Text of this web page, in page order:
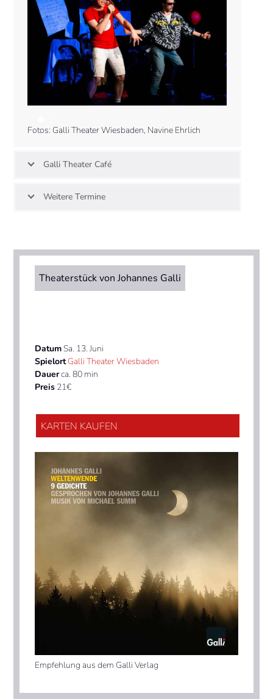
Fotos: Galli Theater Wiesbaden, Navine Ehrlich
Galli Theater Café
Weitere Termine
Theaterstück von Johannes Galli
DatumSa. 13. Juni
SpielortGalli Theater Wiesbaden
Dauerca. 80 min
Preis 21€
KARTEN KAUFEN
Empfehlung aus dem Galli Verlag